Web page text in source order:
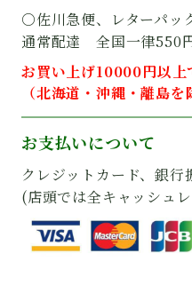
○佐川急便、レターパッ
通常配達 全国一律550
お買い上げ10000円以上
（北海道・沖縄・離島を
お支払いについて
クレジットカード、銀行
(店頭では全キャッシュレ